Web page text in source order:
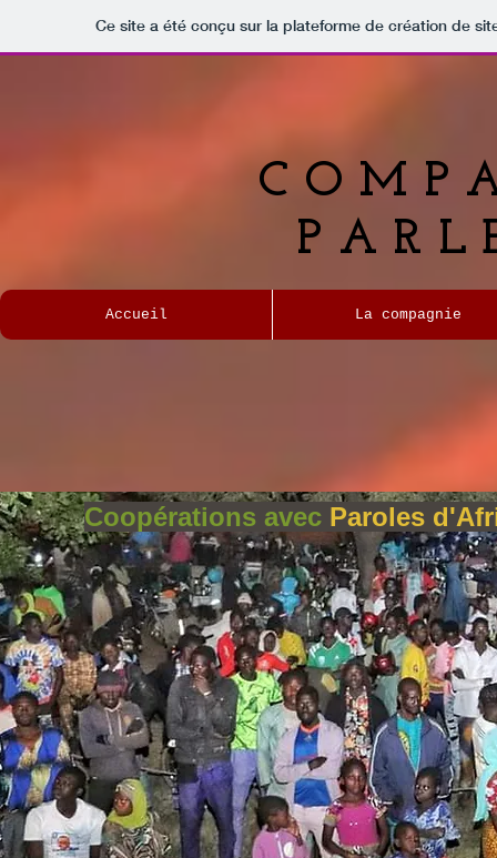
Ce site a été conçu sur la plateforme de création de
Accueil La compagnie
Coopérations avec Paroles